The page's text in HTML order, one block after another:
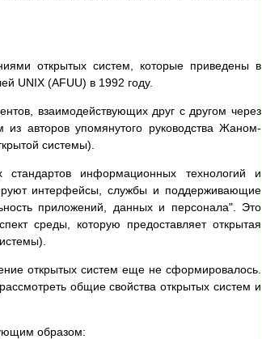
открытых систем, которые приведены в
UNIX (АFUU) в 1992 году.
взаимодействующих друг с другом через
авторов упомянутого руководства Жаном-
системы).
информационных технологий и
интерфейсы, службы и поддерживающие
приложений, данных и персонала". Это
среды, которую предоставляет открытая
открытых систем еще не сформировалось.
общие свойства открытых систем и
образом: